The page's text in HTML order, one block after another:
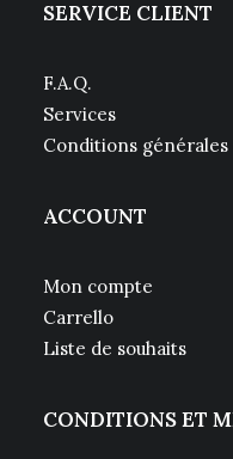
SERVICE CLIENT
F.A.Q.
Services
Conditions générales
ACCOUNT
Mon compte
Carrello
Liste de souhaits
CONDITIONS ET